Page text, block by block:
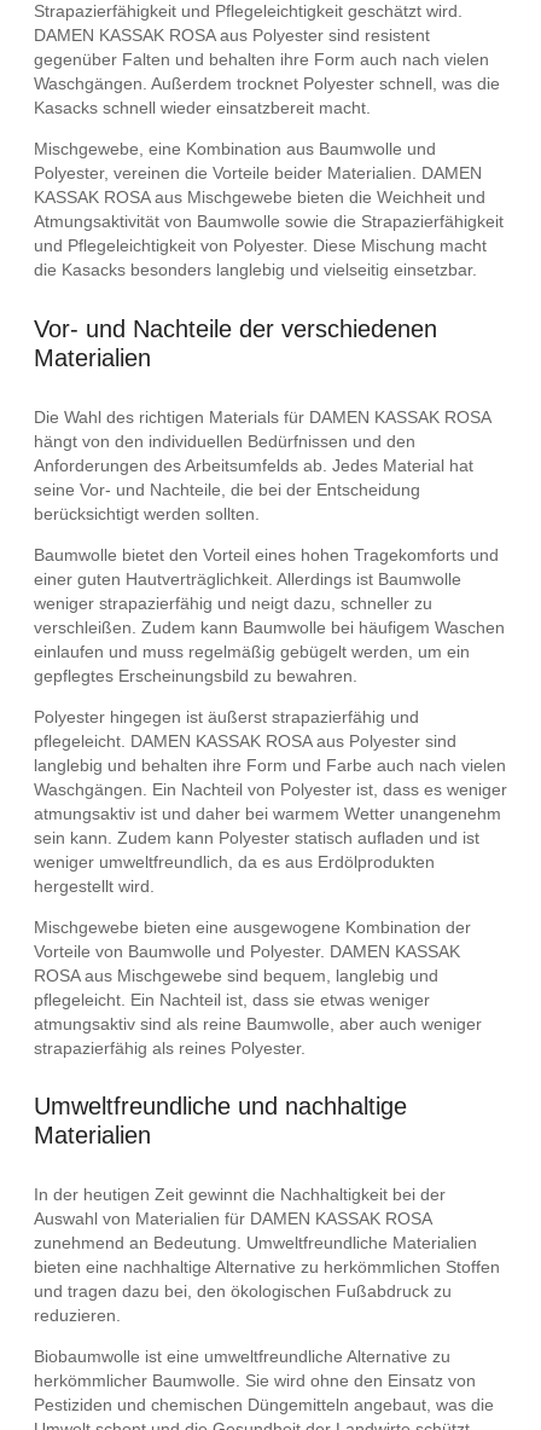
Strapazierfähigkeit und Pflegeleichtigkeit geschätzt wird.
DAMEN KASSAK ROSA aus Polyester sind resistent
gegenüber Falten und behalten ihre Form auch nach vielen
Waschgängen. Außerdem trocknet Polyester schnell, was die
Kasacks schnell wieder einsatzbereit macht.
Mischgewebe, eine Kombination aus Baumwolle und
Polyester, vereinen die Vorteile beider Materialien. DAMEN
KASSAK ROSA aus Mischgewebe bieten die Weichheit und
Atmungsaktivität von Baumwolle sowie die Strapazierfähigkeit
und Pflegeleichtigkeit von Polyester. Diese Mischung macht
die Kasacks besonders langlebig und vielseitig einsetzbar.
Vor- und Nachteile der verschiedenen
Materialien
Die Wahl des richtigen Materials für DAMEN KASSAK ROSA
hängt von den individuellen Bedürfnissen und den
Anforderungen des Arbeitsumfelds ab. Jedes Material hat
seine Vor- und Nachteile, die bei der Entscheidung
berücksichtigt werden sollten.
Baumwolle bietet den Vorteil eines hohen Tragekomforts und
einer guten Hautverträglichkeit. Allerdings ist Baumwolle
weniger strapazierfähig und neigt dazu, schneller zu
verschleißen. Zudem kann Baumwolle bei häufigem Waschen
einlaufen und muss regelmäßig gebügelt werden, um ein
gepflegtes Erscheinungsbild zu bewahren.
Polyester hingegen ist äußerst strapazierfähig und
pflegeleicht. DAMEN KASSAK ROSA aus Polyester sind
langlebig und behalten ihre Form und Farbe auch nach vielen
Waschgängen. Ein Nachteil von Polyester ist, dass es weniger
atmungsaktiv ist und daher bei warmem Wetter unangenehm
sein kann. Zudem kann Polyester statisch aufladen und ist
weniger umweltfreundlich, da es aus Erdölprodukten
hergestellt wird.
Mischgewebe bieten eine ausgewogene Kombination der
Vorteile von Baumwolle und Polyester. DAMEN KASSAK
ROSA aus Mischgewebe sind bequem, langlebig und
pflegeleicht. Ein Nachteil ist, dass sie etwas weniger
atmungsaktiv sind als reine Baumwolle, aber auch weniger
strapazierfähig als reines Polyester.
Umweltfreundliche und nachhaltige
Materialien
In der heutigen Zeit gewinnt die Nachhaltigkeit bei der
Auswahl von Materialien für DAMEN KASSAK ROSA
zunehmend an Bedeutung. Umweltfreundliche Materialien
bieten eine nachhaltige Alternative zu herkömmlichen Stoffen
und tragen dazu bei, den ökologischen Fußabdruck zu
reduzieren.
Biobaumwolle ist eine umweltfreundliche Alternative zu
herkömmlicher Baumwolle. Sie wird ohne den Einsatz von
Pestiziden und chemischen Düngemitteln angebaut, was die